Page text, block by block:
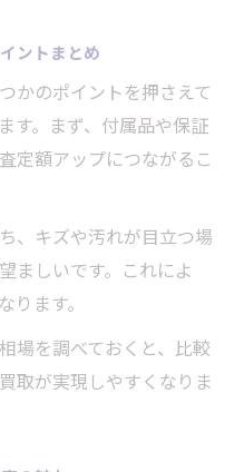
ントまとめ
かのポイントを押さえて
す。まず、付属品や保証
定額アップにつながるこ
、キズや汚れが目立つ場
ましいです。これによ
ります。
場を調べておくと、比較
取が実現しやすくなりま